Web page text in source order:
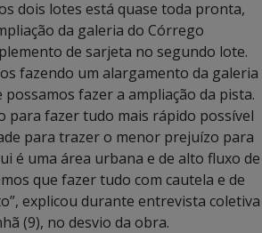
dois lotes está quase toda pronta,
da galeria do Córrego
de sarjeta no segundo lote.
fazendo um alargamento da galeria
fazer a ampliação da pista.
para fazer tudo mais rápido possível
para trazer o menor prejuízo para
é uma área urbana e de alto fluxo de
que fazer tudo com cautela e de
explicou durante entrevista coletiva
(9), no desvio da obra.